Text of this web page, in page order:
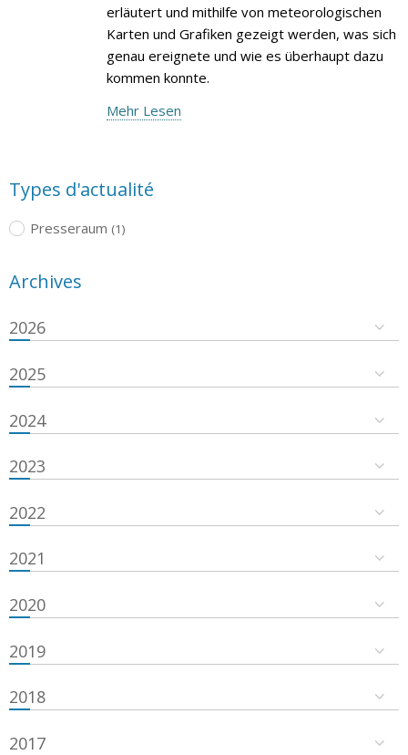
erläutert und mithilfe von meteorologischen
Karten und Grafiken gezeigt werden, was sich
genau ereignete und wie es überhaupt dazu
kommen konnte.
Mehr Lesen
Types d'actualité
Presseraum (1)
Archives
2026
2025
2024
2023
2022
2021
2020
2019
2018
2017